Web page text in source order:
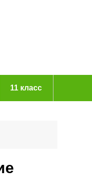
11 класс